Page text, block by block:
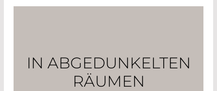
IN ABGEDUNKELTEN
RÄUMEN